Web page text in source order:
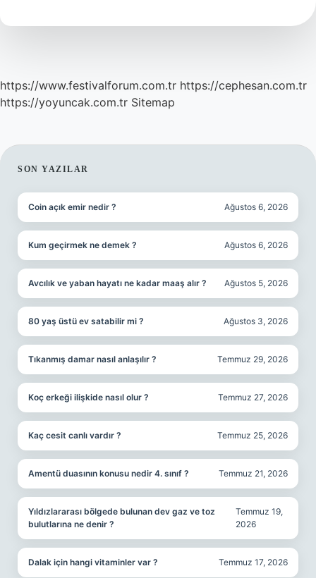
https://www.festivalforum.com.tr https://cephesan.com.tr
https://yoyuncak.com.tr Sitemap
SIDEBAR
SON YAZILAR
Coin açık emir nedir ? Ağustos 6, 2026
Kum geçirmek ne demek ? Ağustos 6, 2026
Avcılık ve yaban hayatı ne kadar maaş alır ? Ağustos 5, 2026
80 yaş üstü ev satabilir mi ? Ağustos 3, 2026
Tıkanmış damar nasıl anlaşılır ? Temmuz 29, 2026
Koç erkeği ilişkide nasıl olur ? Temmuz 27, 2026
Kaç cesit canlı vardır ? Temmuz 25, 2026
Amentü duasının konusu nedir 4. sınıf ? Temmuz 21, 2026
Yıldızlararası bölgede bulunan dev gaz ve toz
bulutlarına ne denir ?
Temmuz 19,
2026
Dalak için hangi vitaminler var ? Temmuz 17, 2026